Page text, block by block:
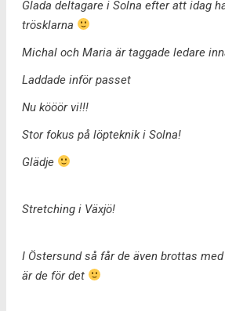
Glada deltagare i Solna efter att idag
trösklarna
Michal och Maria är taggade ledare
Laddade inför passet
Nu kööör vi!!!
Stor fokus på löpteknik i Solna!
Glädje
Stretching i Växjö!
I Östersund så får de även brottas
är de för det